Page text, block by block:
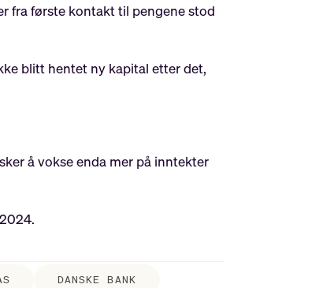
fra første kontakt til pengene stod
blitt hentet ny kapital etter det,
å vokse enda mer på inntekter
DANSKE BANK